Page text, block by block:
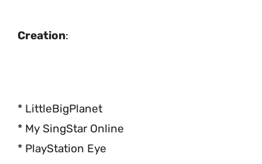
Creation:
* LittleBigPlanet
* My SingStar Online
* PlayStation Eye